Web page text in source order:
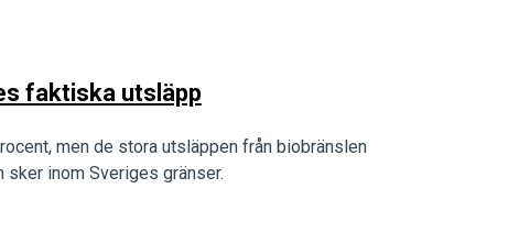
faktiska utsläpp
men de stora utsläppen från biobränslen
inom Sveriges gränser.